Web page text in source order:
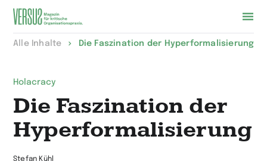
Zur
Alle Inhalte Die Faszination der Hyper­formalisierung
Holacracy
Die Faszination der
Hyper­formalisierung
Stefan Kühl